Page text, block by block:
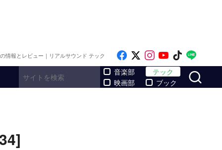
情報とレビュー｜リアルサウンド テック Like on Facebook
Follow on x
Follow on
Follow on
Follow
音楽部
映画部
テック
ブック